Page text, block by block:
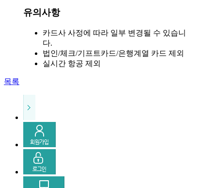
유의사항
카드사 사정에 따라 일부 변경될 수 있습니
다.
법인/체크/기프트카드/은행계열 카드 제외
실시간 항공 제외
목록